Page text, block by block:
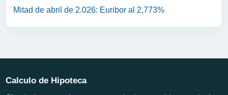
Mitad de abril de 2.026: Euribor al 2,773%
Calculo de Hipoteca